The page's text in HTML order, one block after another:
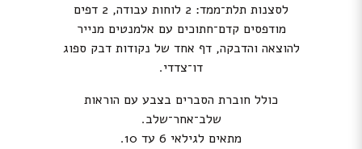
לסצנות תלת־ממד: 2 לוחות עבודה, 2 דפים
מודפסים קדם־חתוכים עם אלמנטים מנייר
להוצאה והדבקה, דף אחד של נקודות דבק ספוג
דו־צדדי.
כולל חוברת הסברים בצבע עם הוראות
שלב־אחר־שלב.
מתאים לגילאי 6 עד 10.